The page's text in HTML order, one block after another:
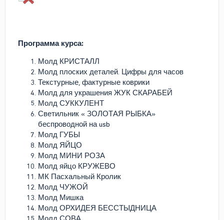
Программа курса:
Молд КРИСТАЛЛ
Молд плоских деталей. Цифры для часов
Текстурные, фактурные коврики
Молд для украшения ЖУК СКАРАБЕЙ
Молд СУККУЛЕНТ
Светильник « ЗОЛОТАЯ РЫБКА»
беспроводной на usb
Молд ГУБЫ
Молд ЯЙЦО
Молд МИНИ РОЗА
Молд яйцо КРУЖЕВО
МК Пасхальный Кролик
Молд ЧУЖОЙ
Молд Мишка
Молд ОРХИДЕЯ БЕССТЫДНИЦА